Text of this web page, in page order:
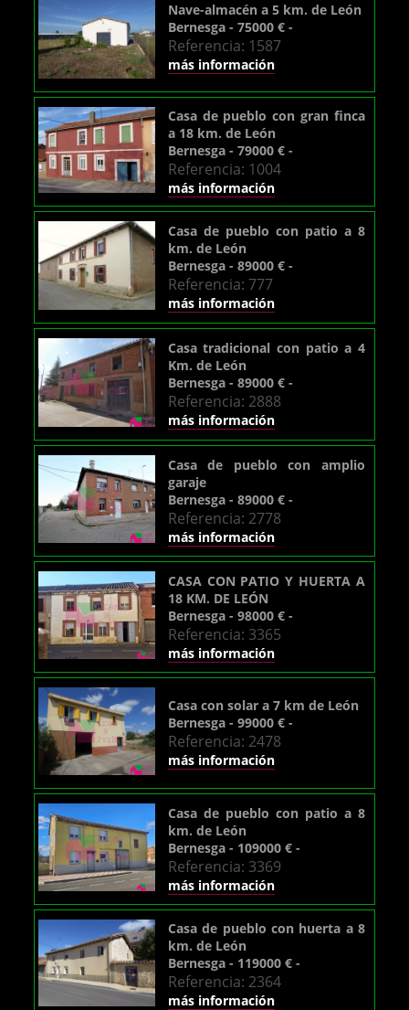
Nave-almacén a 5 km. de León
Bernesga - 75000 € -
Referencia: 1587
más información
Casa de pueblo con gran finca
a 18 km. de León
Bernesga - 79000 € -
Referencia: 1004
más información
Casa de pueblo con patio a 8
km. de León
Bernesga - 89000 € -
Referencia: 777
más información
Casa tradicional con patio a 4
Km. de León
Bernesga - 89000 € -
Referencia: 2888
más información
Casa de pueblo con amplio
garaje
Bernesga - 89000 € -
Referencia: 2778
más información
CASA CON PATIO Y HUERTA A
18 KM. DE LEÓN
Bernesga - 98000 € -
Referencia: 3365
más información
Casa con solar a 7 km de León
Bernesga - 99000 € -
Referencia: 2478
más información
Casa de pueblo con patio a 8
km. de León
Bernesga - 109000 € -
Referencia: 3369
más información
Casa de pueblo con huerta a 8
km. de León
Bernesga - 119000 € -
Referencia: 2364
más información